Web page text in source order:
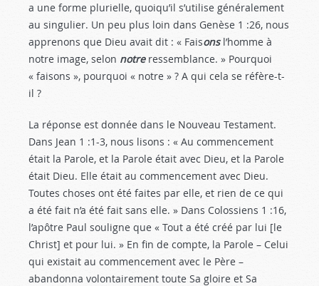
a une forme plurielle, quoiqu’il s’utilise généralement
au singulier. Un peu plus loin dans Genèse 1 :26, nous
apprenons que Dieu avait dit : « Faisonsl’homme à
notre image, selon notreressemblance. » Pourquoi
« faisons », pourquoi « notre » ? A qui cela se réfère-t-
il ?
La réponse est donnée dans le Nouveau Testament.
Dans Jean 1 :1-3, nous lisons : « Au commencement
était la Parole, et la Parole était avec Dieu, et la Parole
était Dieu. Elle était au commencement avec Dieu.
Toutes choses ont été faites par elle, et rien de ce qui
a été fait n’a été fait sans elle. » Dans Colossiens 1 :16,
l’apôtre Paul souligne que « Tout a été créé par lui [le
Christ] et pour lui. » En fin de compte, la Parole – Celui
qui existait au commencement avec le Père –
abandonna volontairement toute Sa gloire et Sa